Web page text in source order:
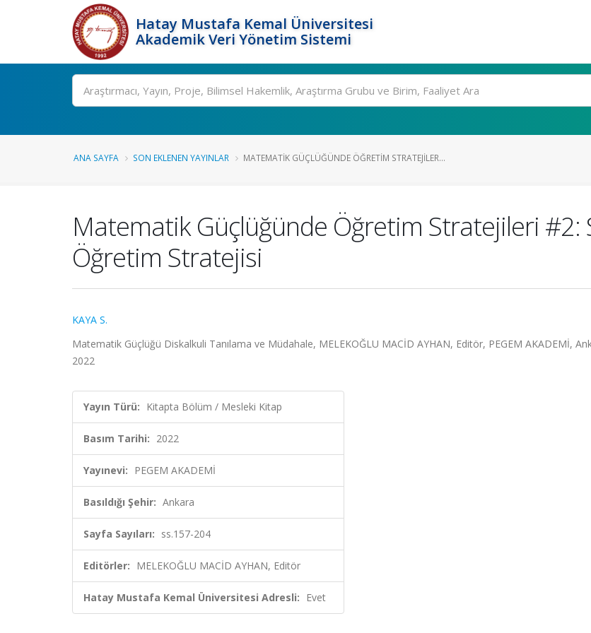
Hatay Mustafa Kemal Üniversitesi
Akademik Veri Yönetim Sistemi
Ara
ANA SAYFA SON EKLENEN YAYINLAR MATEMATIK GÜÇLÜĞÜNDE ÖĞRETIM STRATEJILER...
Matematik Güçlüğünde Öğretim Stratejileri #2:
Öğretim Stratejisi
KAYA S.
Matematik Güçlüğü Diskalkuli Tanılama ve Müdahale, MELEKOĞLU MACİD AYHAN, Editör, PEGEM AKADEMİ,
2022
Yayın Türü: Kitapta Bölüm / Mesleki Kitap
Basım Tarihi: 2022
Yayınevi: PEGEM AKADEMİ
Basıldığı Şehir: Ankara
Sayfa Sayıları: ss.157-204
Editörler: MELEKOĞLU MACİD AYHAN, Editör
Hatay Mustafa Kemal Üniversitesi Adresli: Evet